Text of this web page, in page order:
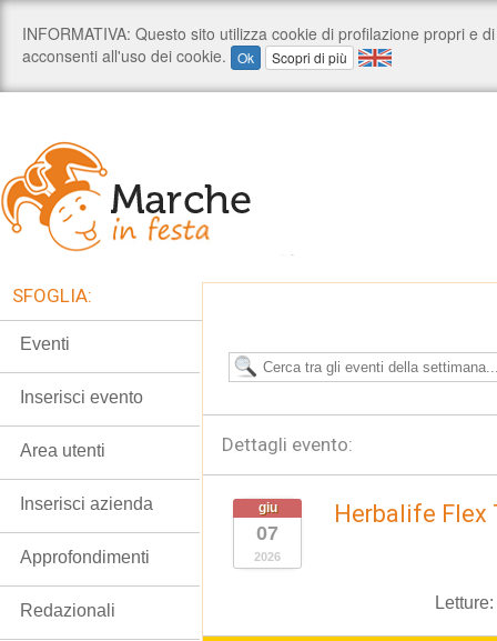
Dettagli evento:
giu
07
2026
Herbalife Flex
Letture:
SFOGLIA:
Eventi
Inserisci evento
Area utenti
Inserisci azienda
Approfondimenti
Redazionali